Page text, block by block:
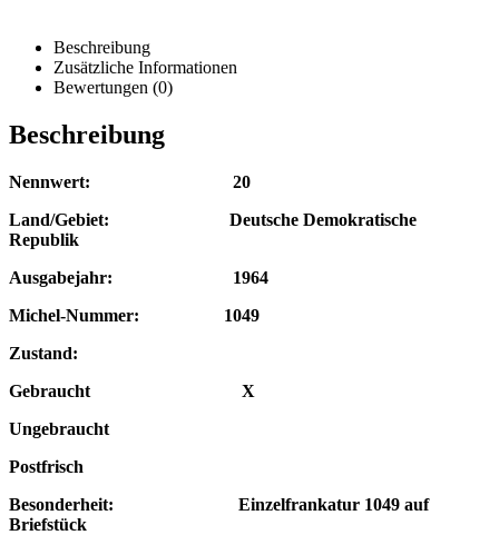
Beschreibung
Zusätzliche Informationen
Bewertungen (0)
Beschreibung
Nennwert: 20
Land/Gebiet: Deutsche Demokratische
Republik
Ausgabejahr: 1964
Michel-Nummer: 1049
Zustand:
Gebraucht X
Ungebraucht
Postfrisch
Besonderheit: Einzelfrankatur 1049 auf
Briefstück